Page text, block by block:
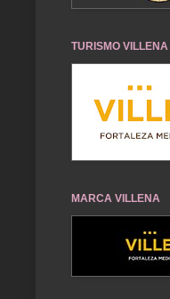
TURISMO VILLENA
MARCA VILLENA